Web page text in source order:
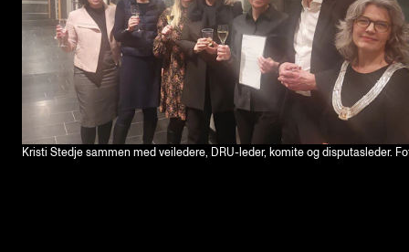
Kristi Stedje sammen med veiledere, DRU-leder, komite og disputasleder.